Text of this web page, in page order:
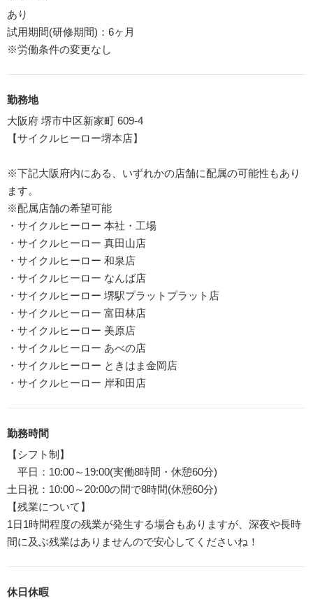
あり
試用期間(研修期間)：6ヶ月
※労働条件の変更なし
勤務地
大阪府 堺市中区新家町 609-4
【サイクルヒーロー堺本店】
※下記大阪府内にある、いずれかの店舗に配属の可能性もあり
ます。
※配属店舗の希望可能
・サイクルヒーロー 本社・工場
・サイクルヒーロー 真田山店
・サイクルヒーロー 和泉店
・サイクルヒーロー なんば店
・サイクルヒーロー 堺駅プラットプラット店
・サイクルヒーロー 富田林店
・サイクルヒーロー 美原店
・サイクルヒーロー あべの店
・サイクルヒーロー ときはま金岡店
・サイクルヒーロー 岸和田店
勤務時間
【シフト制】
平日：10:00～19:00(実働8時間・休憩60分)
土日祝：10:00～20:00の間で8時間(休憩60分)
【残業について】
1日1時間程度の残業が発生する場合もありますが、深夜や長時
間に及ぶ残業はありませんので安心してくださいね！
休日休暇